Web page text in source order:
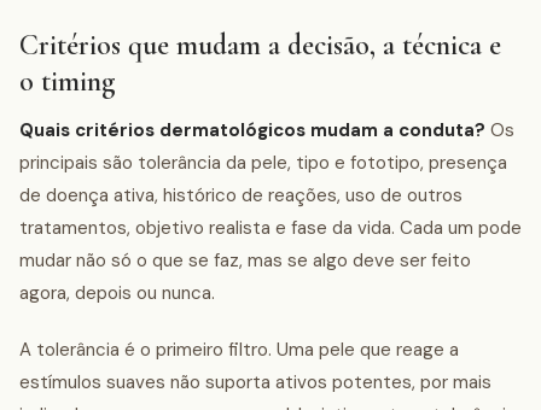
Critérios que mudam a decisão, a técnica e
o timing
Quais critérios dermatológicos mudam a conduta? Os
principais são tolerância da pele, tipo e fototipo, presença
de doença ativa, histórico de reações, uso de outros
tratamentos, objetivo realista e fase da vida. Cada um pode
mudar não só o que se faz, mas se algo deve ser feito
agora, depois ou nunca.
A tolerância é o primeiro filtro. Uma pele que reage a
estímulos suaves não suporta ativos potentes, por mais